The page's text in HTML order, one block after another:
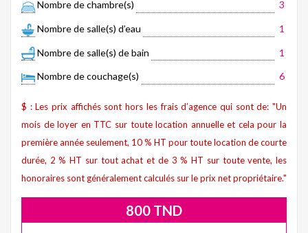
Nombre de chambre(s) 3
Nombre de salle(s) d’eau 1
Nombre de salle(s) de bain 1
Nombre de couchage(s) 6
$ : Les prix affichés sont hors les frais d’agence qui sont de: "Un
mois de loyer en TTC sur toute location annuelle et cela pour la
première année seulement, 10 % HT pour toute location de courte
durée, 2 % HT sur tout achat et de 3 % HT sur toute vente, les
honoraires sont généralement calculés sur le prix net propriétaire."
800 TND